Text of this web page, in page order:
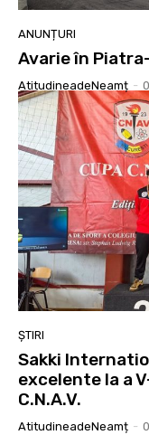
ANUNȚURI
Avarie în
AtitudineadeNeamț -
ȘTIRI
Sakki
excelente la a
C.N.A.V.
AtitudineadeNeamț -